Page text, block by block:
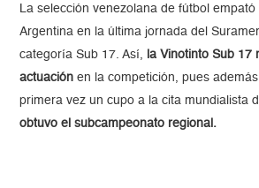
La selección venezolana de fútbol
Argentina en la última jornada del
categoría Sub 17. Así, la Vinotinto Sub 17
actuación en la competición, pues
primera vez un cupo a la cita mundialista
obtuvo el subcampeonato regional.